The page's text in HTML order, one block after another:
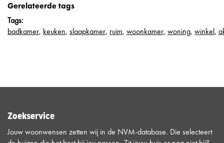
Gerelateerde tags
Tags:
badkamer, keuken, slaapkamer, ruim, woonkamer, woning, winkel,
Zoekservice
Jouw woonwensen zetten wij in de NVM-database. Die selecteert